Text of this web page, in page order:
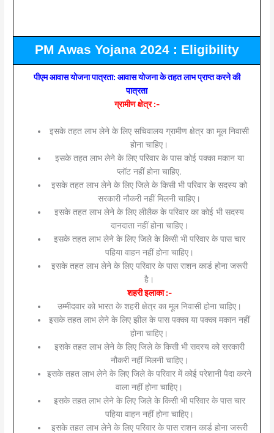
PM Awas Yojana 2024 : Eligibility
पीएम आवास योजना पात्रता: आवास योजना के तहत लाभ प्राप्त करने की
पात्रता
ग्रामीण क्षेत्र :-
इसके तहत लाभ लेने के लिए सचिवालय ग्रामीण क्षेत्र का मूल निवासी
होना चाहिए।
इसके तहत लाभ लेने के लिए परिवार के पास कोई पक्का मकान या
प्लॉट नहीं होना चाहिए.
इसके तहत लाभ लेने के लिए जिले के किसी भी परिवार के सदस्य को
सरकारी नौकरी नहीं मिलनी चाहिए।
इसके तहत लाभ लेने के लिए लीलैक के परिवार का कोई भी सदस्य
दानदाता नहीं होना चाहिए।
इसके तहत लाभ लेने के लिए जिले के किसी भी परिवार के पास चार
पहिया वाहन नहीं होना चाहिए।
इसके तहत लाभ लेने के लिए परिवार के पास राशन कार्ड होना जरूरी
है।
शहरी इलाका :-
उम्मीदवार को भारत के शहरी क्षेत्र का मूल निवासी होना चाहिए।
इसके तहत लाभ लेने के लिए झील के पास पक्का या पक्का मकान नहीं
होना चाहिए।
इसके तहत लाभ लेने के लिए जिले के किसी भी सदस्य को सरकारी
नौकरी नहीं मिलनी चाहिए।
इसके तहत लाभ लेने के लिए जिले के परिवार में कोई परेशानी पैदा करने
वाला नहीं होना चाहिए।
इसके तहत लाभ लेने के लिए जिले के किसी भी परिवार के पास चार
पहिया वाहन नहीं होना चाहिए।
इसके तहत लाभ लेने के लिए परिवार के पास राशन कार्ड होना जरूरी